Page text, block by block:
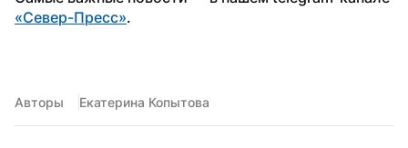
«Север-Пресс».
Авторы Екатерина Копытова